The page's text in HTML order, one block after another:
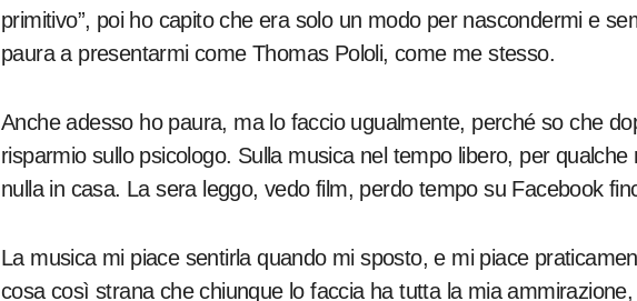
primitivo”, poi ho capito che era solo un modo per nascondermi e
paura a presentarmi come Thomas Pololi, come me stesso.
Anche adesso ho paura, ma lo faccio ugualmente, perché so che
risparmio sullo psicologo. Sulla musica nel tempo libero, per
nulla in casa. La sera leggo, vedo film, perdo tempo su Facebook
La musica mi piace sentirla quando mi sposto, e mi piace
cosa così strana che chiunque lo faccia ha tutta la mia